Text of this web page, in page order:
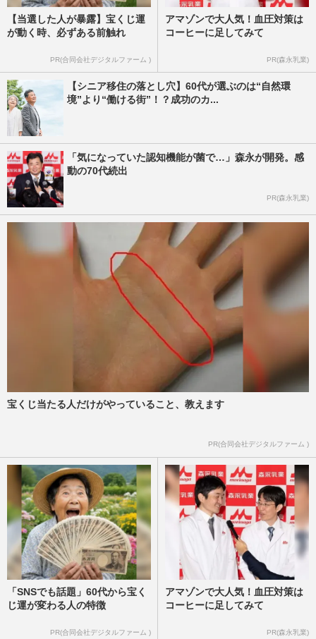
【当選した人が暴露】宝くじ運
が動く時、必ずある前触れ
PR(合同会社デジタルファーム )
アマゾンで大人気！血圧対策は
コーヒーに足してみて
PR(森永乳業)
【シニア移住の落とし穴】60代が選ぶのは“自然環
境”より“働ける街”！？成功のカ...
「気になっていた認知機能が菌で…」森永が開発。感
動の70代続出
PR(森永乳業)
宝くじ当たる人だけがやっていること、教えます
PR(合同会社デジタルファーム )
「SNSでも話題」60代から宝く
じ運が変わる人の特徴
PR(合同会社デジタルファーム )
アマゾンで大人気！血圧対策は
コーヒーに足してみて
PR(森永乳業)